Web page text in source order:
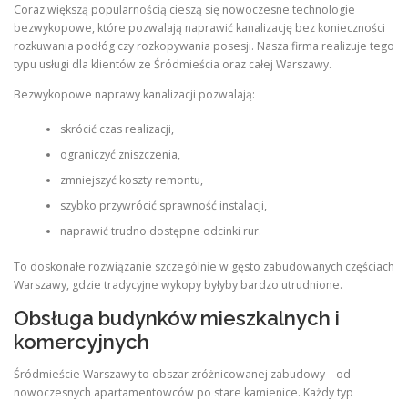
Coraz większą popularnością cieszą się nowoczesne technologie
bezwykopowe, które pozwalają naprawić kanalizację bez konieczności
rozkuwania podłóg czy rozkopywania posesji. Nasza firma realizuje tego
typu usługi dla klientów ze Śródmieścia oraz całej Warszawy.
Bezwykopowe naprawy kanalizacji pozwalają:
skrócić czas realizacji,
ograniczyć zniszczenia,
zmniejszyć koszty remontu,
szybko przywrócić sprawność instalacji,
naprawić trudno dostępne odcinki rur.
To doskonałe rozwiązanie szczególnie w gęsto zabudowanych częściach
Warszawy, gdzie tradycyjne wykopy byłyby bardzo utrudnione.
Obsługa budynków mieszkalnych i
komercyjnych
Śródmieście Warszawy to obszar zróżnicowanej zabudowy – od
nowoczesnych apartamentowców po stare kamienice. Każdy typ